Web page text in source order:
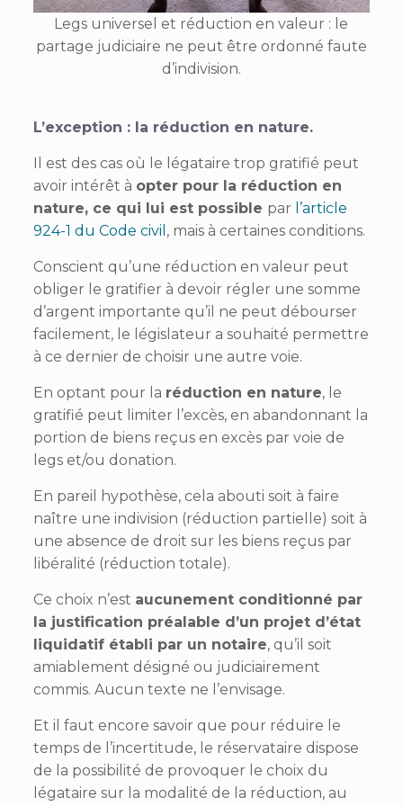
Legs universel et réduction en valeur : le
partage judiciaire ne peut être ordonné faute
d’indivision.
L’exception : la réduction en nature.
Il est des cas où le légataire trop gratifié peut
avoir intérêt à opter pour la réduction en
nature, ce qui lui est possible par l’article
924-1 du Code civil , mais à certaines conditions.
Conscient qu’une réduction en valeur peut
obliger le gratifier à devoir régler une somme
d’argent importante qu’il ne peut débourser
facilement, le législateur a souhaité permettre
à ce dernier de choisir une autre voie.
En optant pour la réduction en nature, le
gratifié peut limiter l’excès, en abandonnant la
portion de biens reçus en excès par voie de
legs et/ou donation.
En pareil hypothèse, cela abouti soit à faire
naître une indivision (réduction partielle) soit à
une absence de droit sur les biens reçus par
libéralité (réduction totale).
Ce choix n’est aucunement conditionné par
la justification préalable d’un projet d’état
liquidatif établi par un notaire, qu’il soit
amiablement désigné ou judiciairement
commis. Aucun texte ne l’envisage.
Et il faut encore savoir que pour réduire le
temps de l’incertitude, le réservataire dispose
de la possibilité de provoquer le choix du
légataire sur la modalité de la réduction, au